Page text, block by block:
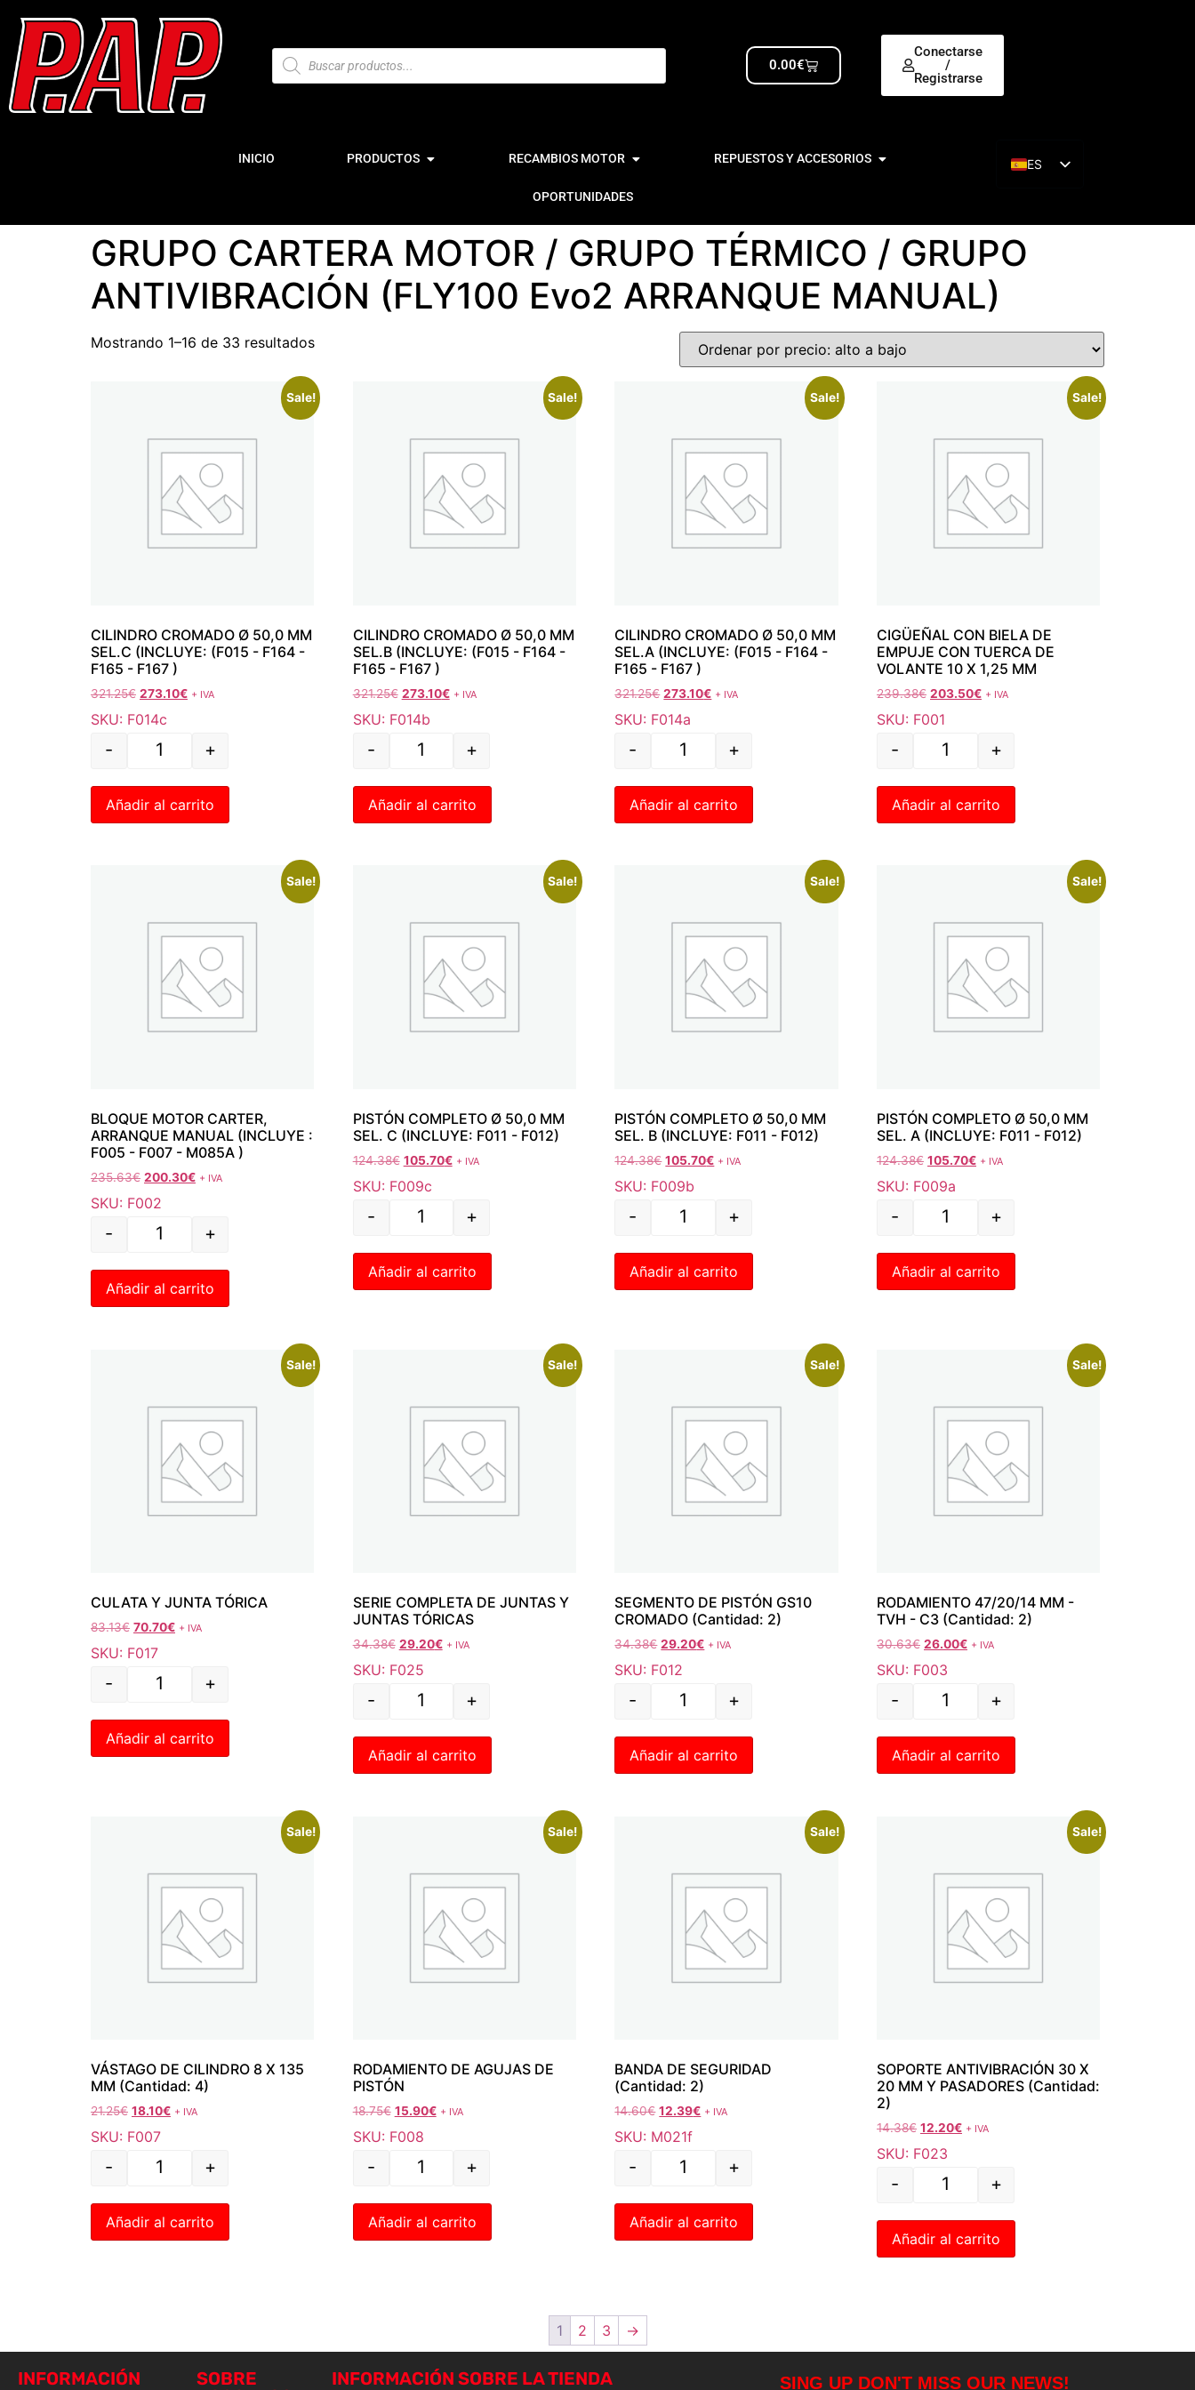
0.00€
Conectarse
/
Registrarse
INICIO PRODUCTOS RECAMBIOS MOTOR REPUESTOS Y ACCESORIOS
OPORTUNIDADES
ES
GRUPO CARTERA MOTOR / GRUPO TÉRMICO / GRUPO
ANTIVIBRACIÓN (FLY100 Evo2 ARRANQUE MANUAL)
Mostrando 1–16 de 33 resultados
Sale!
CILINDRO CROMADO Ø 50,0 MM
SEL.C (INCLUYE: (F015 - F164 -
F165 - F167 )
321.25€ 273.10€ + IVA
SKU: F014c
- +
Añadir al carrito
Sale!
CILINDRO CROMADO Ø 50,0 MM
SEL.B (INCLUYE: (F015 - F164 -
F165 - F167 )
321.25€ 273.10€ + IVA
SKU: F014b
- +
Añadir al carrito
Sale!
CILINDRO CROMADO Ø 50,0 MM
SEL.A (INCLUYE: (F015 - F164 -
F165 - F167 )
321.25€ 273.10€ + IVA
SKU: F014a
- +
Añadir al carrito
Sale!
CIGÜEÑAL CON BIELA DE
EMPUJE CON TUERCA DE
VOLANTE 10 X 1,25 MM
239.38€ 203.50€ + IVA
SKU: F001
- +
Añadir al carrito
Sale!
BLOQUE MOTOR CARTER,
ARRANQUE MANUAL (INCLUYE :
F005 - F007 - M085A )
235.63€ 200.30€ + IVA
SKU: F002
- +
Añadir al carrito
Sale!
PISTÓN COMPLETO Ø 50,0 MM
SEL. C (INCLUYE: F011 - F012)
124.38€ 105.70€ + IVA
SKU: F009c
- +
Añadir al carrito
Sale!
PISTÓN COMPLETO Ø 50,0 MM
SEL. B (INCLUYE: F011 - F012)
124.38€ 105.70€ + IVA
SKU: F009b
- +
Añadir al carrito
Sale!
PISTÓN COMPLETO Ø 50,0 MM
SEL. A (INCLUYE: F011 - F012)
124.38€ 105.70€ + IVA
SKU: F009a
- +
Añadir al carrito
Sale!
CULATA Y JUNTA TÓRICA
83.13€ 70.70€ + IVA
SKU: F017
- +
Añadir al carrito
Sale!
SERIE COMPLETA DE JUNTAS Y
JUNTAS TÓRICAS
34.38€ 29.20€ + IVA
SKU: F025
- +
Añadir al carrito
Sale!
SEGMENTO DE PISTÓN GS10
CROMADO (Cantidad: 2)
34.38€ 29.20€ + IVA
SKU: F012
- +
Añadir al carrito
Sale!
RODAMIENTO 47/20/14 MM -
TVH - C3 (Cantidad: 2)
30.63€ 26.00€ + IVA
SKU: F003
- +
Añadir al carrito
Sale!
VÁSTAGO DE CILINDRO 8 X 135
MM (Cantidad: 4)
21.25€ 18.10€ + IVA
SKU: F007
- +
Añadir al carrito
Sale!
RODAMIENTO DE AGUJAS DE
PISTÓN
18.75€ 15.90€ + IVA
SKU: F008
- +
Añadir al carrito
Sale!
BANDA DE SEGURIDAD
(Cantidad: 2)
14.60€ 12.39€ + IVA
SKU: M021f
- +
Añadir al carrito
Sale!
SOPORTE ANTIVIBRACIÓN 30 X
20 MM Y PASADORES (Cantidad:
2)
14.38€ 12.20€ + IVA
SKU: F023
- +
Añadir al carrito
1 2 3 →
INFORMACIÓN
SOBRE
INFORMACIÓN SOBRE LA TIENDA